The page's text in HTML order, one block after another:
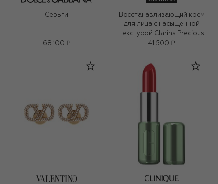
Серьги
68 100 ₽
Восстанавливающий крем
для лица с насыщенной
текстурой Clarins Precious
(50ml)
41 500 ₽